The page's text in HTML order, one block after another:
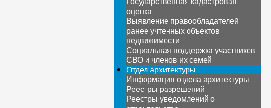
оценка
Выявление правообладателей
ранее учтенных объектов
недвижимости
Социальная поддержка участников
СВО и членов их семей
Отдел архитектуры
Информация отдела архитектуры
Реестры разрешений
Реестры уведомлений о